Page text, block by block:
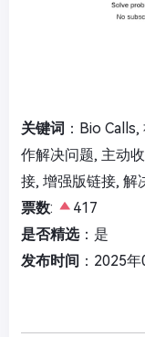
关键词 ：Bio
作解决问题, 主动
接, 增强版链接, 解
票数:
417
是否精选：是
发布时间 ：2025